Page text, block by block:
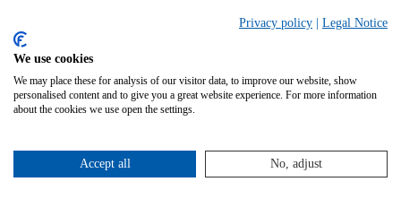
Quem Somos
Empresa
Redes Sociais
Serviço
Privacy policy Legal Notice
We use cookies
We may place these for analysis of our visitor data, to improve our website, show
personalised content and to give you a great website experience. For more information
about the cookies we use open the settings.
Accept all No, adjust